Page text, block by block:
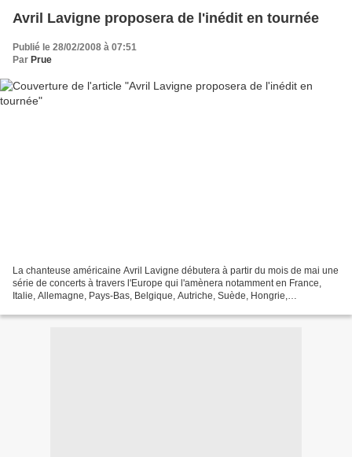
Avril Lavigne proposera de l'inédit en tournée
Publié le 28/02/2008 à 07:51
Par Prue
La chanteuse américaine Avril Lavigne débutera à partir du mois de mai une
série de concerts à travers l'Europe qui l'amènera notamment en France,
Italie, Allemagne, Pays-Bas, Belgique, Autriche, Suède, Hongrie,